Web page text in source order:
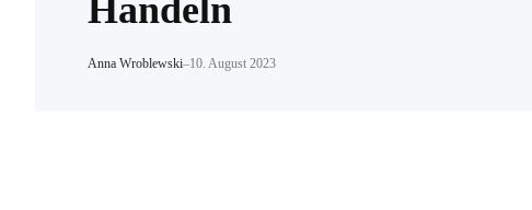
Handeln
Anna Wroblewski–10. August 2023